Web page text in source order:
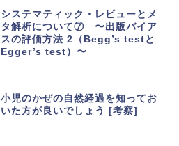
システマティック・レビューとメ
タ解析について⑦ 〜出版バイア
スの評価方法 2（Begg’s testと
Egger’s test）〜
小児のかぜの自然経過を知ってお
いた方が良いでしょう [考察]